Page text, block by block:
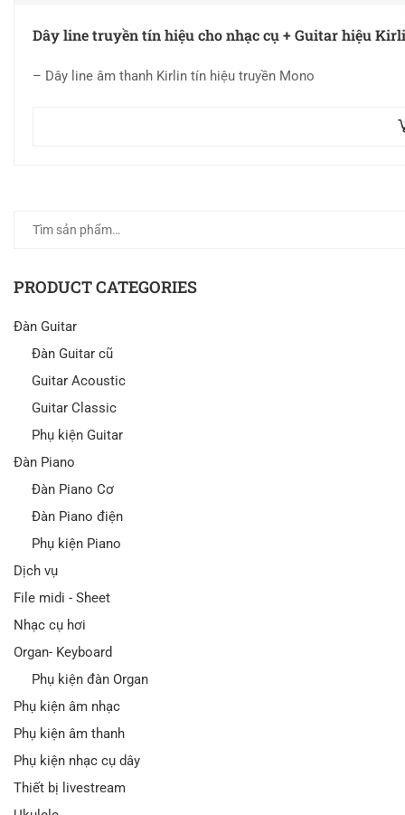
Dây line truyền tín hiệu cho nhạc cụ + Guitar hiệu
– Dây line âm thanh Kirlin tín hiệu truyền Mono
PRODUCT CATEGORIES
Đàn Guitar
Đàn Guitar cũ
Guitar Acoustic
Guitar Classic
Phụ kiện Guitar
Đàn Piano
Đàn Piano Cơ
Đàn Piano điện
Phụ kiện Piano
Dịch vụ
File midi - Sheet
Nhạc cụ hơi
Organ- Keyboard
Phụ kiện đàn Organ
Phụ kiện âm nhạc
Phụ kiện âm thanh
Phụ kiện nhạc cụ dây
Thiết bị livestream